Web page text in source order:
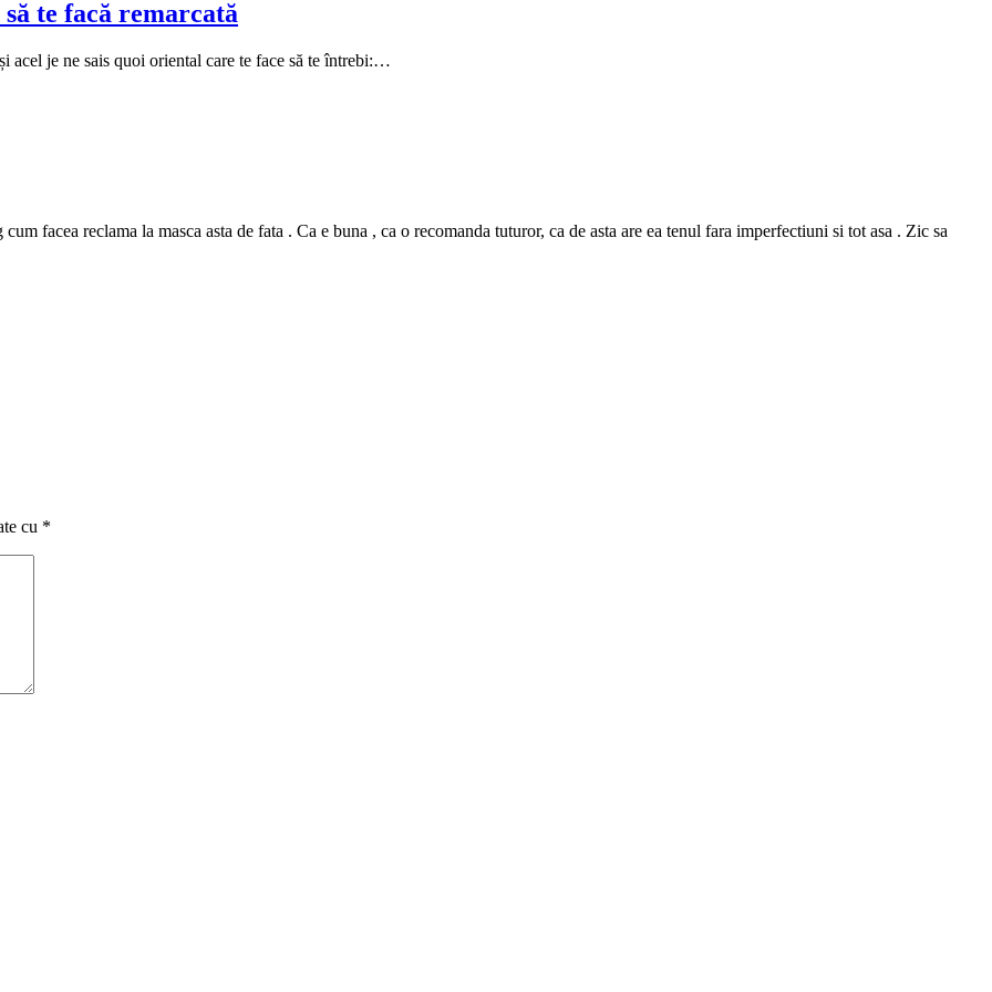
te facă remarcată
acel je ne sais quoi oriental care te face să te întrebi:…
facea reclama la masca asta de fata . Ca e buna , ca o recomanda tuturor, ca de asta are ea tenul fara imperfectiuni si tot asa . Zic sa
cu *